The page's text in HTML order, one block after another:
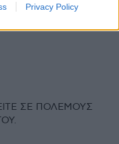
Privacy Policy
ΣΕ ΠΟΛΕΜΟΥΣ